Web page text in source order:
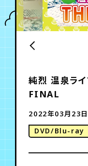
年会
チケット
TICKET
純烈 温泉ラ
FINAL
2022年03月23日
DVD/Blu-ray